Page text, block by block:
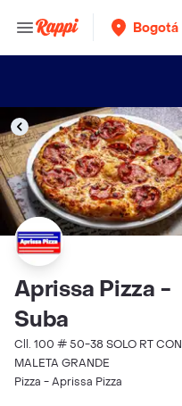
Bogotá
Aprissa Pizza -
Suba
Cll. 100 # 50-38 SOLO RT CON
MALETA GRANDE
Pizza - Aprissa Pizza